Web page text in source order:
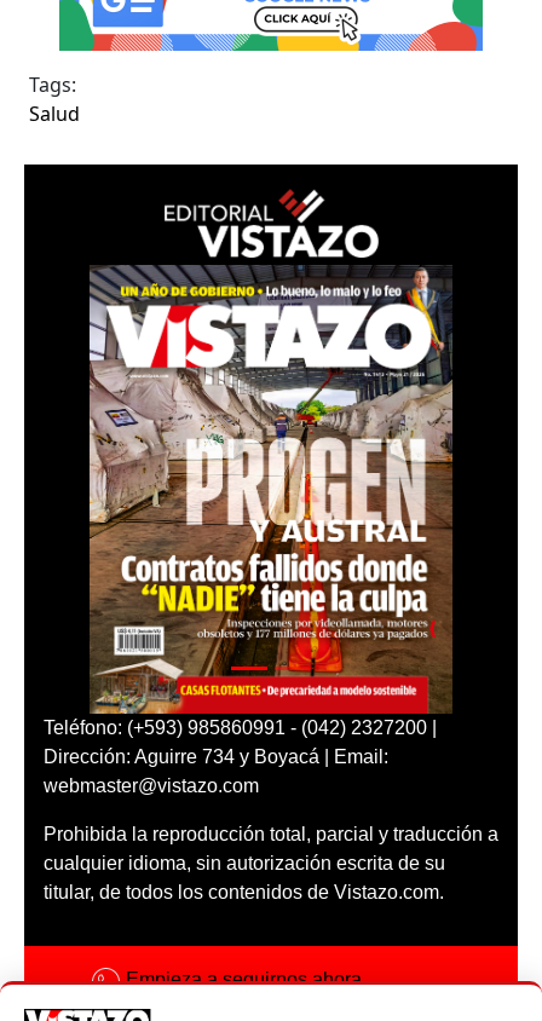
Tags:
Salud
Teléfono: (+593) 985860991 - (042) 2327200 |
Dirección: Aguirre 734 y Boyacá | Email:
webmaster@vistazo.com
Prohibida la reproducción total, parcial y traducción a
cualquier idioma, sin autorización escrita de su
titular, de todos los contenidos de Vistazo.com.
Empieza a seguirnos ahora